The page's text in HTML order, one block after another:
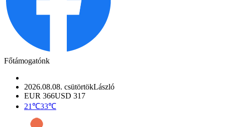
Főtámogatónk
2026.08.08. csütörtökLászló
EUR 366USD 317
21℃33℃